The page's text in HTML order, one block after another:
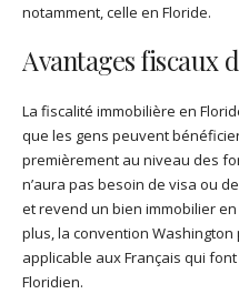
notamment, celle en Floride.
Avantages fiscaux
La fiscalité immobilière en
que les gens peuvent
premièrement au niveau des
n’aura pas besoin de visa ou
et revend un bien immobilier
plus, la convention
applicable aux Français qui
Floridien.